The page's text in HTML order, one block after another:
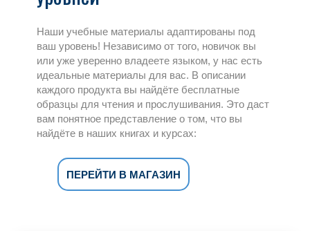
Наши учебные материалы адаптированы под
ваш уровень! Независимо от того, новичок вы
или уже уверенно владеете языком, у нас есть
идеальные материалы для вас. В описании
каждого продукта вы найдёте бесплатные
образцы для чтения и прослушивания. Это даст
вам понятное представление о том, что вы
найдёте в наших книгах и курсах:
ПЕРЕЙТИ В МАГАЗИН